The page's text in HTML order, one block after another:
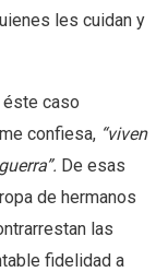
les cuidan y
caso
confiesa, “viven
”. De esas
de hermanos
las
fidelidad a